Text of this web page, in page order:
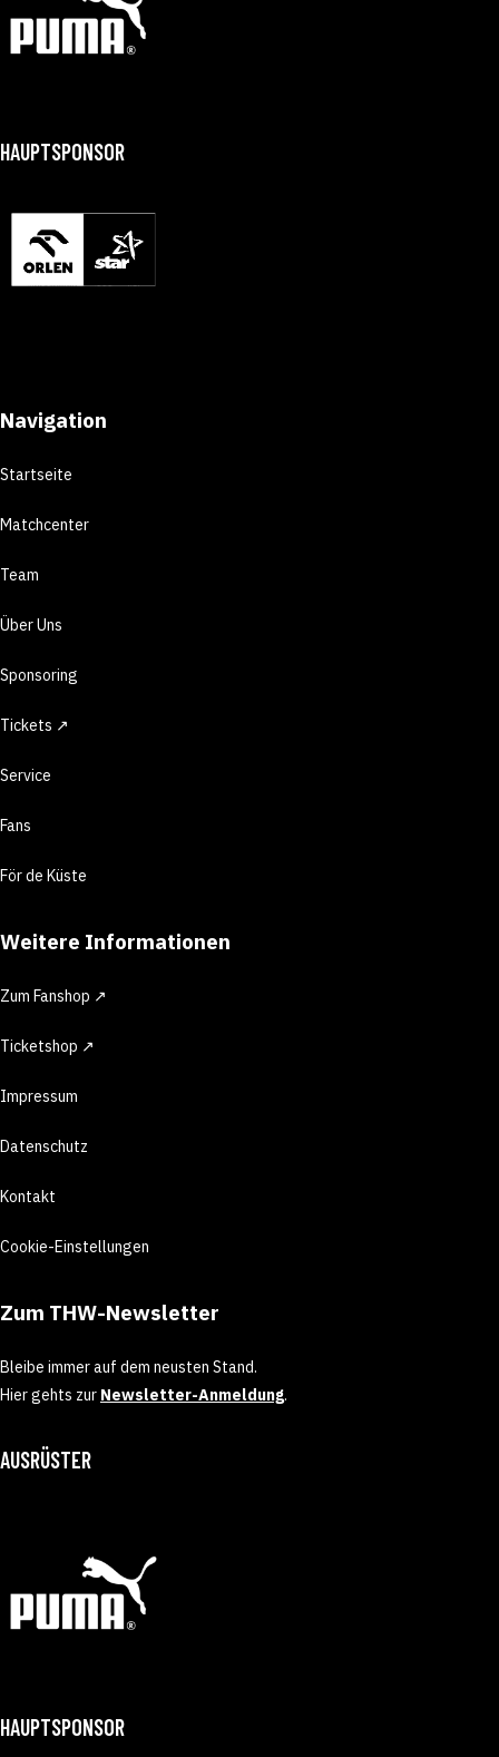
HAUPTSPONSOR
Navigation
Startseite
Matchcenter
Team
Über Uns
Sponsoring
Tickets ↗
Service
Fans
För de Küste
Weitere Informationen
Zum Fanshop ↗
Ticketshop ↗
Impressum
Datenschutz
Kontakt
Cookie-Einstellungen
Zum THW-Newsletter
Bleibe immer auf dem neusten Stand.
Hier gehts zur Newsletter-Anmeldung.
AUSRÜSTER
HAUPTSPONSOR